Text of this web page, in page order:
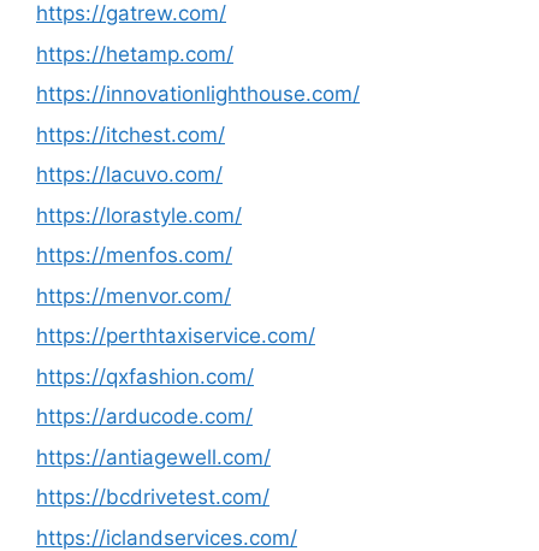
https://gatrew.com/
https://hetamp.com/
https://innovationlighthouse.com/
https://itchest.com/
https://lacuvo.com/
https://lorastyle.com/
https://menfos.com/
https://menvor.com/
https://perthtaxiservice.com/
https://qxfashion.com/
https://arducode.com/
https://antiagewell.com/
https://bcdrivetest.com/
https://iclandservices.com/